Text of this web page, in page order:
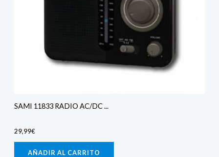
SAMI 11833 RADIO AC/DC ...
29,99€
AÑADIR AL CARRITO